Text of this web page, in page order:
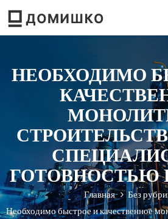
НЕОБХОДИМО
ГОТОВНОСТЬЮ
Главная
Без
Необходимо быстрое и качественное